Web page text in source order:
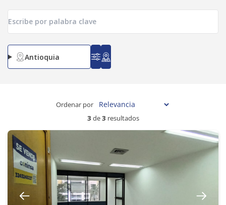
Antioquia
3 de3 resultados
Ordenar por